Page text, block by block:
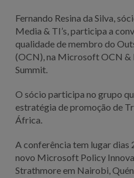
Fernando Resina da Silva,
Media & TI’s, participa a
qualidade de membro do
(OCN), na Microsoft OCN &
Summit.
O sócio participa no grupo
estratégia de promoção de
África.
A conferência tem lugar dias
novo Microsoft Policy
Strathmore em Nairobi,